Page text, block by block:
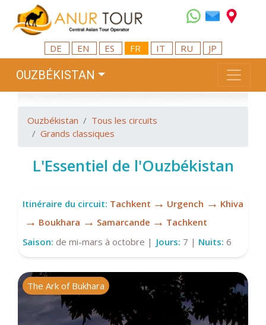
DE EN ES FR IT RU JP
OUZBÉKISTAN
Ouzbékistan
Tous les circuits
Grands classiques
L'Essentiel de l'Ouzbékistan
Itinéraire du circuit: Tachkent → Urgench → Khiva
→ Boukhara → Samarcande → Tachkent
Saison: de mi-mars à octobre | Jours: 7 | Nuits: 6
The Ark of Bukhara